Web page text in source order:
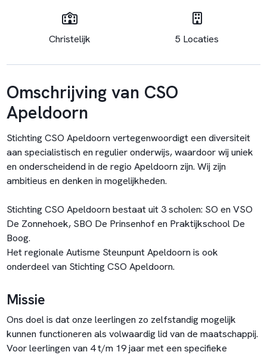
Christelijk 5 Locaties
Omschrijving van CSO
Apeldoorn
Stichting CSO Apeldoorn vertegenwoordigt een diversiteit
aan specialistisch en regulier onderwijs, waardoor wij uniek
en onderscheidend in de regio Apeldoorn zijn. Wij zijn
ambitieus en denken in mogelijkheden.
Stichting CSO Apeldoorn bestaat uit 3 scholen: SO en VSO
De Zonnehoek, SBO De Prinsenhof en Praktijkschool De
Boog.
Het regionale Autisme Steunpunt Apeldoorn is ook
onderdeel van Stichting CSO Apeldoorn.
Missie
Ons doel is dat onze leerlingen zo zelfstandig mogelijk
kunnen functioneren als volwaardig lid van de maatschappij.
Voor leerlingen van 4 t/m 19 jaar met een specifieke